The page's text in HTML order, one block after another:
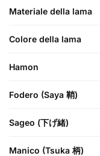
Materiale della lama
Colore della lama
Hamon
Fodero (Saya 鞘)
Sageo (下げ緒)
Manico (Tsuka 柄)